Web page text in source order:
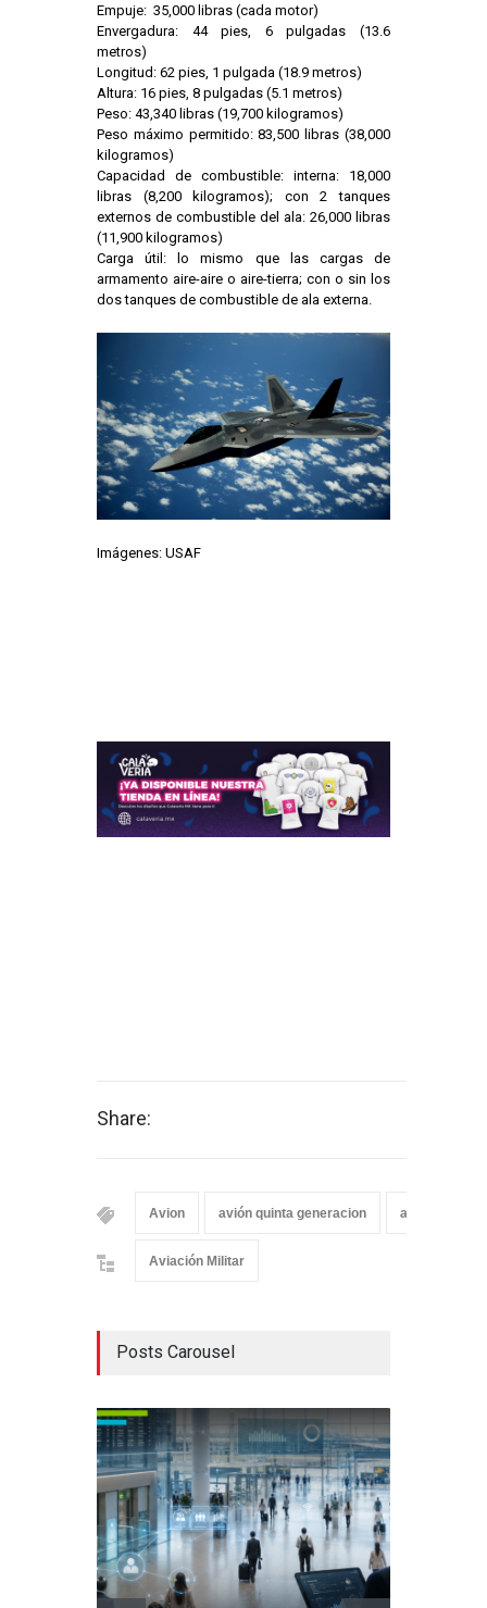
Empuje: 35,000 libras (cada motor)
Envergadura: 44 pies, 6 pulgadas (13.6
metros)
Longitud: 62 pies, 1 pulgada (18.9 metros)
Altura: 16 pies, 8 pulgadas (5.1 metros)
Peso: 43,340 libras (19,700 kilogramos)
Peso máximo permitido: 83,500 libras (38,000
kilogramos)
Capacidad de combustible: interna: 18,000
libras (8,200 kilogramos); con 2 tanques
externos de combustible del ala: 26,000 libras
(11,900 kilogramos)
Carga útil: lo mismo que las cargas de
armamento aire-aire o aire-tierra; con o sin los
dos tanques de combustible de ala externa.
Imágenes: USAF
Share:
Avion avión quinta generacion avión
Aviación Militar
Posts Carousel